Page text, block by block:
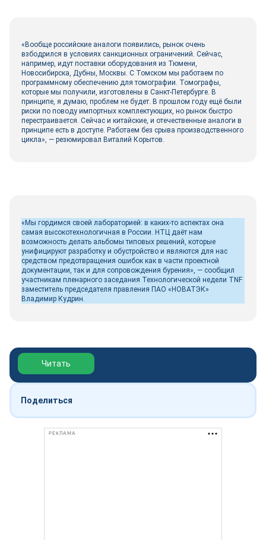
«Вообще российские аналоги появились, рынок очень
взбодрился в условиях санкционных ограничений. Сейчас,
например, идут поставки оборудования из Тюмени,
Новосибирска, Дубны, Москвы. С Томском мы работаем по
программному обеспечению для томографии. Томографы,
которые мы получили, изготовлены в Санкт-Петербурге. В
принципе, я думаю, проблем не будет. В прошлом году ещё были
риски по поводу импортных комплектующих, но рынок быстро
перестраивается. Сейчас и китайские, и отечественные аналоги в
принципе есть в доступе. Работаем без срыва производственного
цикла», — резюмировал Виталий Корытов.
«Мы гордимся своей лабораторией: в каких-то аспектах она
самая высокотехнологичная в России. НТЦ даёт нам
возможность делать альбомы типовых решений, которые
унифицируют разработку и обустройство и являются для нас
средством предотвращения ошибок как в части проектной
документации, так и для сопровождения бурения», — сообщил
участникам пленарного заседания Технологической недели TNF
заместитель председателя правления ПАО «НОВАТЭК»
Владимир Кудрин.
Читать
Поделиться
РЕКЛАМА